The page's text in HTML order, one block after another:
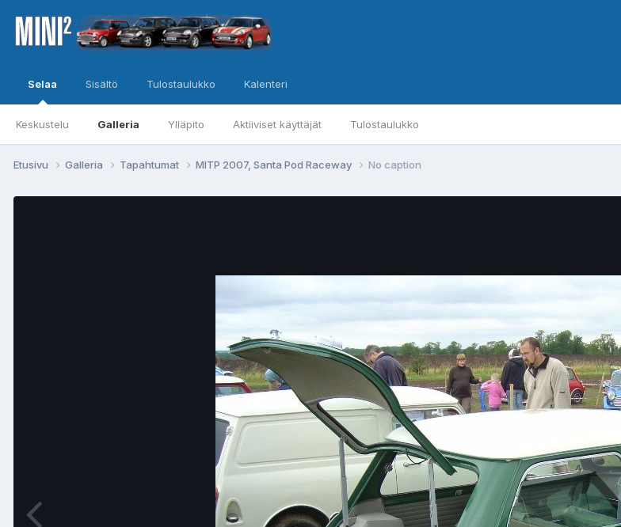
Selaa
Keskustelu Galleria Ylläpito Aktiiviset käyttäjät Tulostaulukko
Sisältö Tulostaulukko Kalenteri
Etusivu Galleria Tapahtumat MITP 2007, Santa Pod Raceway No caption